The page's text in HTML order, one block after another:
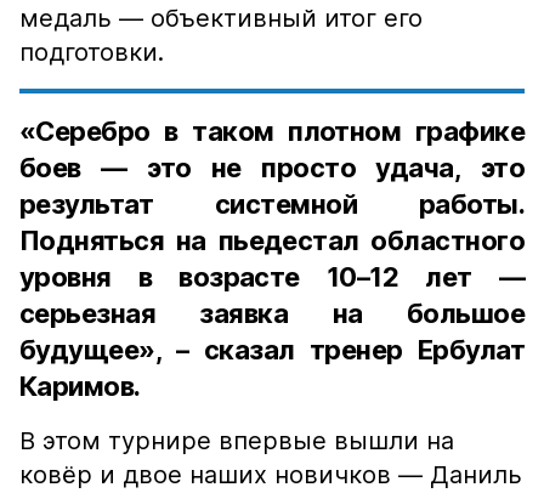
медаль — объективный итог его
подготовки.
«Серебро в таком плотном графике
боев — это не просто удача, это
результат системной работы.
Подняться на пьедестал областного
уровня в возрасте 10–12 лет —
серьезная заявка на большое
будущее», – сказал тренер Ербулат
Каримов.
В этом турнире впервые вышли на
ковёр и двое наших новичков — Даниль